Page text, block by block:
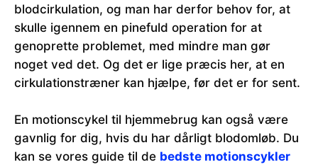
blodcirkulation, og man har derfor behov for, at
skulle igennem en pinefuld operation for at
genoprette problemet, med mindre man gør
noget ved det. Og det er lige præcis her, at en
cirkulationstræner kan hjælpe, før det er for sent.
En motionscykel til hjemmebrug kan også være
gavnlig for dig, hvis du har dårligt blodomløb. Du
kan se vores guide til de bedste motionscykler